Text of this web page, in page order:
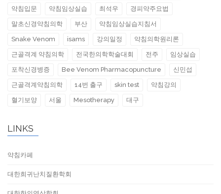
약침입문 약침임상실습 최석우 경피약주요법
말초신경약침의학 부산 약침임상실습지침서
Snake Venom isams 강의일정 약침의학원리론
근골격계 약침의학 전국한의학학술대회 전주 임상실습
포착신경병증 Bee Venom Pharmacopuncture 신민섭
근골격계약침의학 14번 출구 skin test 약침강의
혈기보양 서울 Mesotherapy 대구
LINKS
약침카페
대한희귀난치질환학회